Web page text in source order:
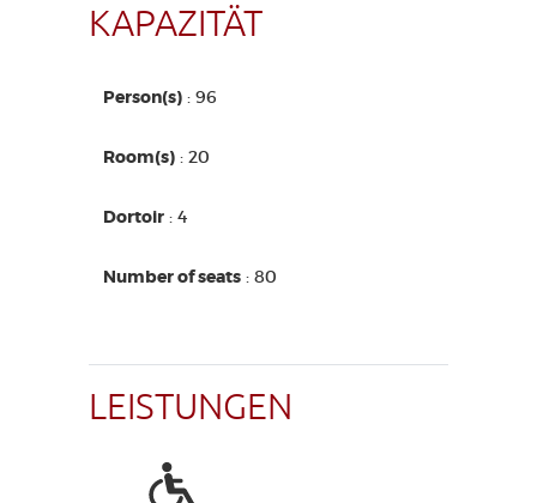
KAPAZITÄT
Person(s) : 96
Room(s) : 20
Dortoir : 4
Number of seats : 80
LEISTUNGEN